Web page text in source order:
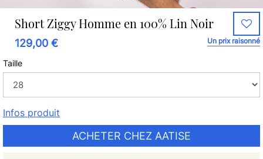
Short Ziggy Homme en 100% Lin Noir
129,00 € Un prix raisonné
Taille
Infos produit
ACHETER CHEZ AATISE